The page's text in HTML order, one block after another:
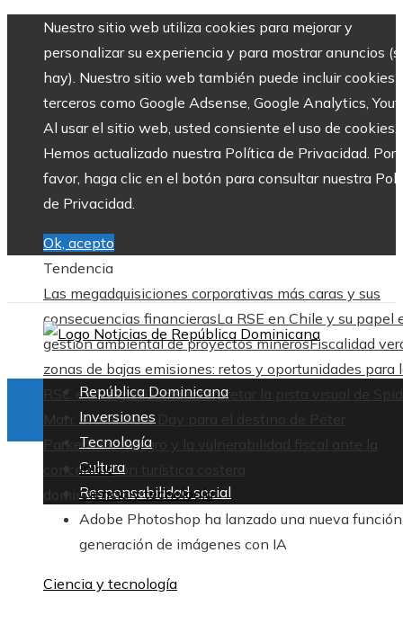
Nuestro sitio web utiliza cookies para mejorar y
personalizar su experiencia y para mostrar anuncios
hay). Nuestro sitio web también puede incluir cookies
terceros como Google Adsense, Google Analytics,
Al usar el sitio web, usted consiente el uso de cookies.
Hemos actualizado nuestra Política de Privacidad. Por
favor, haga clic en el botón para consultar nuestra
de Privacidad.
Ok, acepto
Tendencia
Las megadquisiciones corporativas más caras y sus
consecuencias financierasLa RSE en Chile y su papel
gestión ambiental de proyectos minerosFiscalidad
zonas de bajas emisiones: retos y oportunidades para
RSC en BélgicaCómo interpretar la pista visual de
Man: Brand New Day para el destino de Peter
ParkerMontenegro y la vulnerabilidad fiscal ante la
concentración turística costera
domingo, agosto 9
República Dominicana
Inversiones
Tecnología
Cultura
Responsabilidad social
Inicio
Ciencia y tecnología
Adobe Photoshop ha lanzado una nueva
generación de imágenes con IA
Ciencia y tecnología